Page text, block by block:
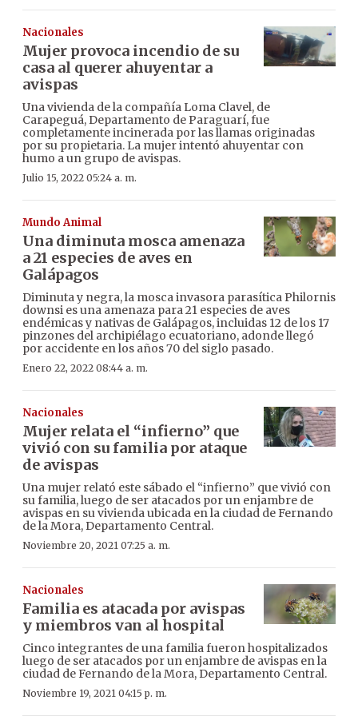
Nacionales
Mujer provoca incendio de su
casa al querer ahuyentar a
avispas
Una vivienda de la compañía Loma Clavel, de
Carapeguá, Departamento de Paraguarí, fue
completamente incinerada por las llamas originadas
por su propietaria. La mujer intentó ahuyentar con
humo a un grupo de avispas.
Julio 15, 2022 05:24 a. m.
Mundo Animal
Una diminuta mosca amenaza
a 21 especies de aves en
Galápagos
Diminuta y negra, la mosca invasora parasítica Philornis
downsi es una amenaza para 21 especies de aves
endémicas y nativas de Galápagos, incluidas 12 de los 17
pinzones del archipiélago ecuatoriano, adonde llegó
por accidente en los años 70 del siglo pasado.
Enero 22, 2022 08:44 a. m.
Nacionales
Mujer relata el “infierno” que
vivió con su familia por ataque
de avispas
Una mujer relató este sábado el “infierno” que vivió con
su familia, luego de ser atacados por un enjambre de
avispas en su vivienda ubicada en la ciudad de Fernando
de la Mora, Departamento Central.
Noviembre 20, 2021 07:25 a. m.
Nacionales
Familia es atacada por avispas
y miembros van al hospital
Cinco integrantes de una familia fueron hospitalizados
luego de ser atacados por un enjambre de avispas en la
ciudad de Fernando de la Mora, Departamento Central.
Noviembre 19, 2021 04:15 p. m.